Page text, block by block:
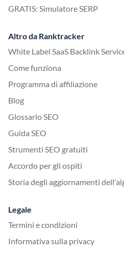
GRATIS: Simulatore SERP
Altro da Ranktracker
White Label SaaS Backlink
Come funziona
Programma di affiliazione
Blog
Glossario SEO
Guida SEO
Strumenti SEO gratuiti
Accordo per gli ospiti
Storia degli aggiornamenti
Legale
Termini e condizioni
Informativa sulla privacy